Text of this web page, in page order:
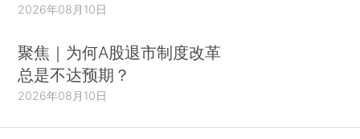
2026年08月10日
聚焦｜为何A股退市制度改革
总是不达预期？
2026年08月10日